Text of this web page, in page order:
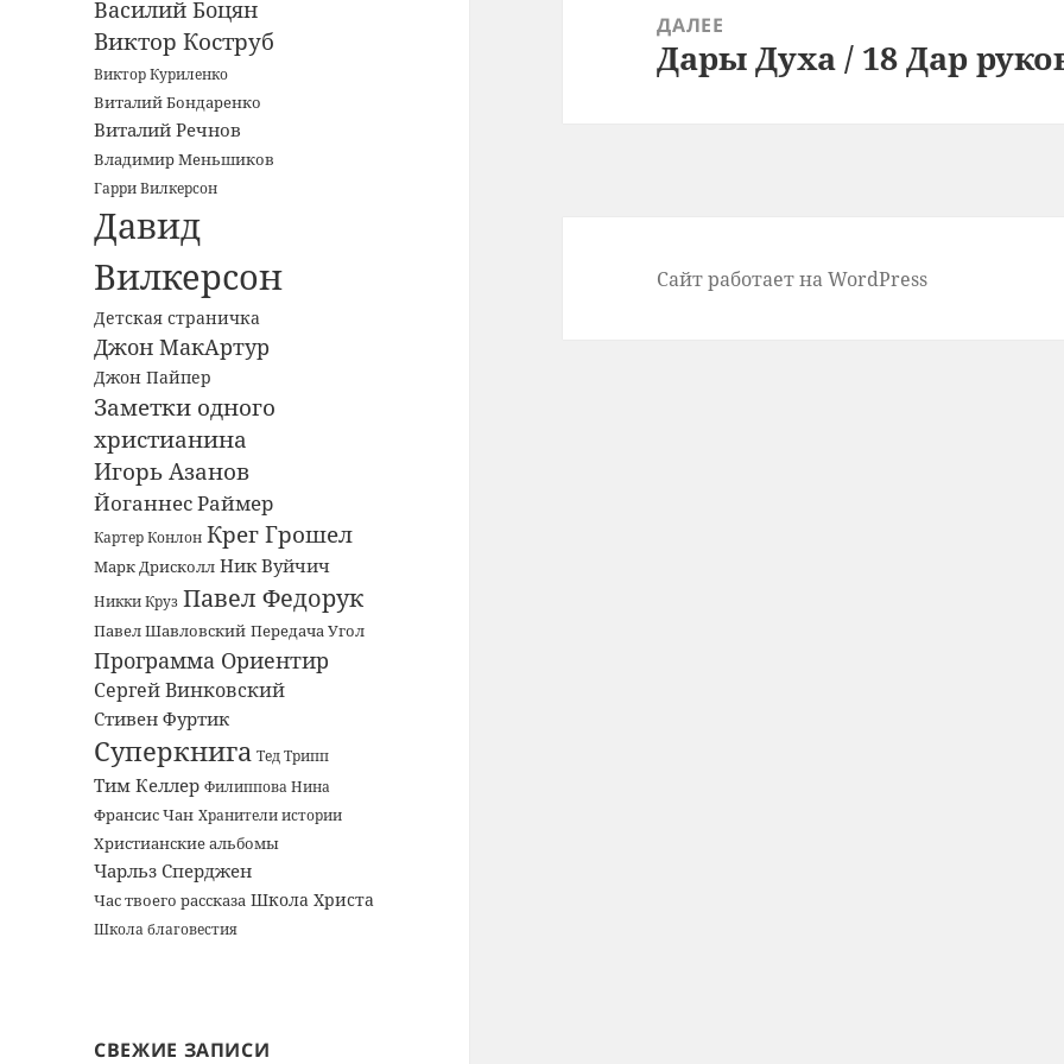
Василий Боцян
Виктор Коструб
Виктор Куриленко
Виталий Бондаренко
Виталий Речнов
Владимир Меньшиков
Гарри Вилкерсон
Давид
Вилкерсон
Детская страничка
Джон МакАртур
Джон Пайпер
Заметки одного
христианина
Игорь Азанов
Йоганнес Раймер
Картер Конлон Крег Грошел
Марк Дрисколл Ник Вуйчич
Никки Круз Павел Федорук
Павел Шавловский Передача Угол
Программа Ориентир
Сергей Винковский
Стивен Фуртик
Суперкнига Тед Трипп
Тим Келлер Филиппова Нина
Франсис Чан Хранители истории
Христианские альбомы
Чарльз Сперджен
Час твоего рассказа Школа Христа
Школа благовестия
СВЕЖИЕ ЗАПИСИ
ДАЛЕЕ
Следующая
Дары Духа / 18 Дар
Сайт работает на WordPress